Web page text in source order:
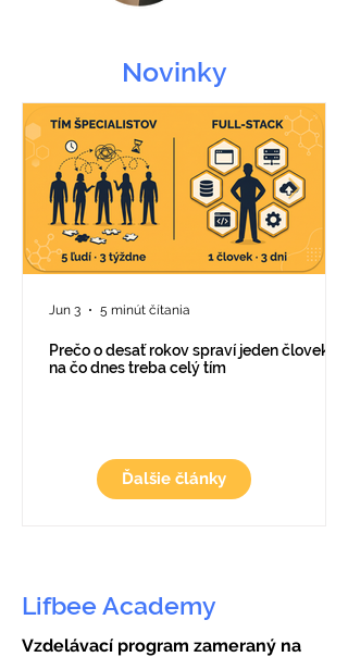
Novinky
Prečo o desať rokov spraví jeden človek to,
na čo dnes treba celý tím
Jun 3 5 minút čítania
Ďalšie články
Lifbee Academy
Vzdelávací program zameraný na